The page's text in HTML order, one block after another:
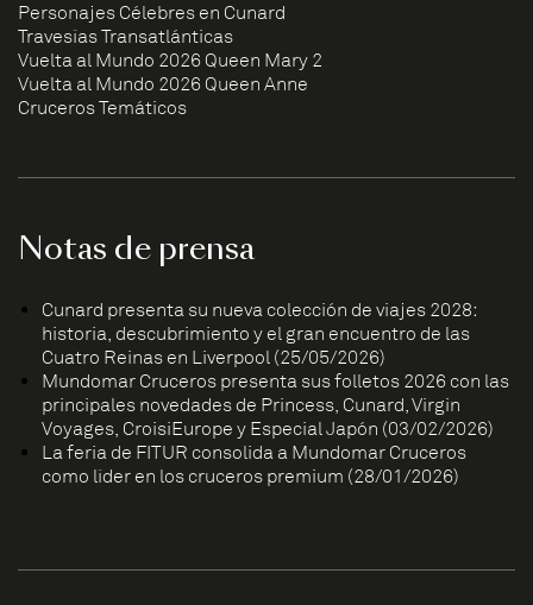
Personajes Célebres en Cunard
Travesías Transatlánticas
Vuelta al Mundo 2026 Queen Mary 2
Vuelta al Mundo 2026 Queen Anne
Cruceros Temáticos
Notas de prensa
Cunard presenta su nueva colección de viajes 2028:
historia, descubrimiento y el gran encuentro de las
Cuatro Reinas en Liverpool (25/05/2026)
Mundomar Cruceros presenta sus folletos 2026 con las
principales novedades de Princess, Cunard, Virgin
Voyages, CroisiEurope y Especial Japón (03/02/2026)
La feria de FITUR consolida a Mundomar Cruceros
como líder en los cruceros premium (28/01/2026)